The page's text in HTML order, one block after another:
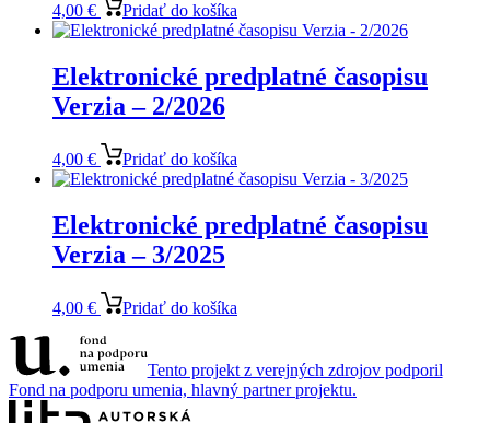
4,00 € Pridať do košíka
Elektronické predplatné časopisu
Verzia – 2/2026
4,00 € Pridať do košíka
Elektronické predplatné časopisu
Verzia – 3/2025
4,00 € Pridať do košíka
Tento projekt z verejných zdrojov podporil
Fond na podporu umenia, hlavný partner projektu.